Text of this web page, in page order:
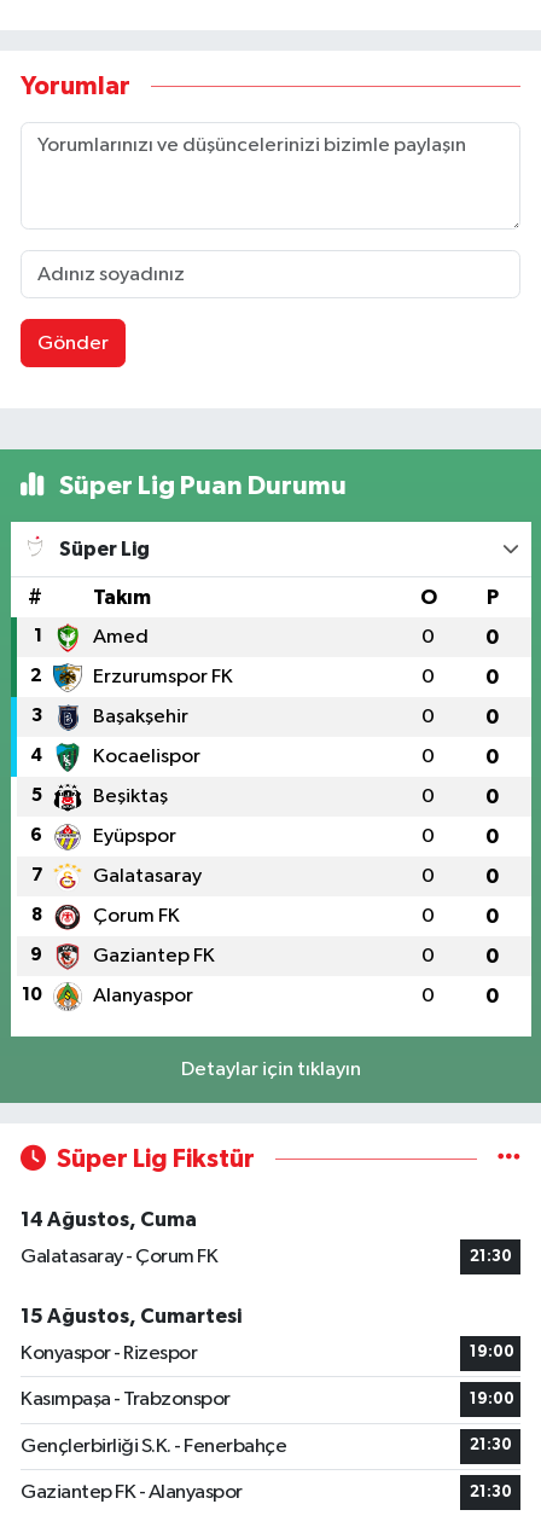
Yorumlar
Gönder
Süper Lig Puan Durumu
Süper Lig
# Takım O P
1 Amed 0 0
2 Erzurumspor FK 0 0
3 Başakşehir 0 0
4 Kocaelispor 0 0
5 Beşiktaş 0 0
6 Eyüpspor 0 0
7 Galatasaray 0 0
8 Çorum FK 0 0
9 Gaziantep FK 0 0
10 Alanyaspor 0 0
Detaylar için tıklayın
Süper Lig Fikstür
14 Ağustos, Cuma
Galatasaray - Çorum FK
21:30
15 Ağustos, Cumartesi
Konyaspor - Rizespor
19:00
Kasımpaşa - Trabzonspor 19:00
Gençlerbirliği S.K. - Fenerbahçe 21:30
Gaziantep FK - Alanyaspor 21:30